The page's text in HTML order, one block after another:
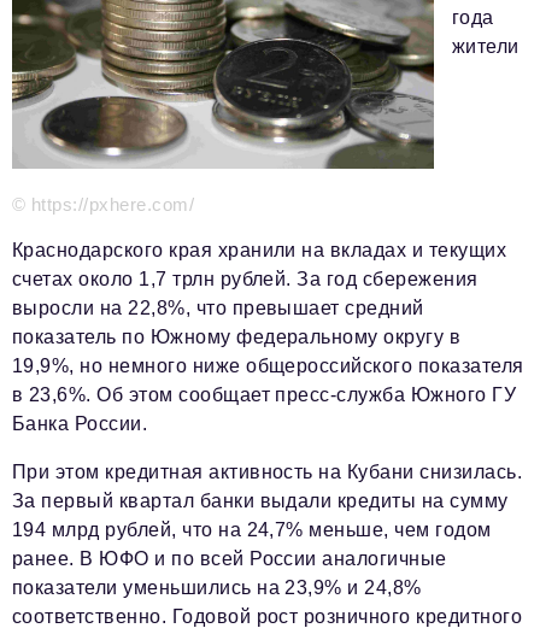
Инвестиции
Управление
Красота и здоровье
Энергетика
Недвижимость
Мнение
Технологии
Политика
Промышленность
Общество
Транспорт
Ритейл
Телеком
Социальная сфера
© https://pxhere.com/
года
жители
Краснодарского края хранили на вкладах и текущих
счетах около 1,7 трлн рублей. За год сбережения
выросли на 22,8%, что превышает средний
показатель по Южному федеральному округу в
19,9%, но немного ниже общероссийского показателя
в 23,6%. Об этом сообщает пресс-служба Южного ГУ
Банка России.
При этом кредитная активность на Кубани снизилась.
За первый квартал банки выдали кредиты на сумму
194 млрд рублей, что на 24,7% меньше, чем годом
ранее. В ЮФО и по всей России аналогичные
показатели уменьшились на 23,9% и 24,8%
соответственно. Годовой рост розничного кредитного